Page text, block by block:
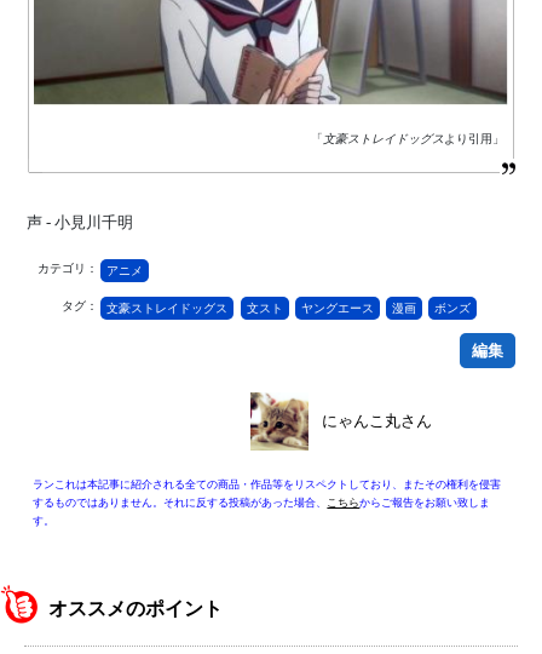
「文豪ストレイドッグス より引用」
声 - 小見川千明
カテゴリ： アニメ
タグ： 文豪ストレイドッグス 文スト ヤングエース 漫画 ボンズ
編集
にゃんこ丸さん
ランこれは本記事に紹介される全ての商品・作品等をリスペクトしており、またその権利を侵害
するものではありません。それに反する投稿があった場合、 こちらからご報告をお願い致しま
す。
オススメのポイント